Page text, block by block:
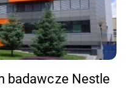
badawcze Nestle